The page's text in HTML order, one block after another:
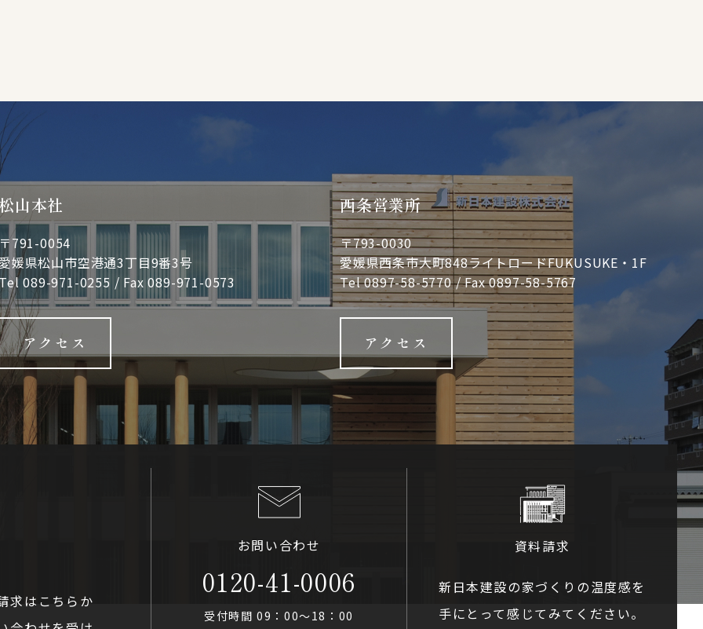
松山本社
〒791-0054
愛媛県松山市空港通3丁目9番3号
Tel089-971-0255 / Fax 089-971-0573
アクセス
西条営業所
〒793-0030
愛媛県西条市大町848ライトロードFUKUSUKE・1F
Tel0897-58-5770/ Fax 0897-58-5767
アクセス
求はこちらか
お問い合わせ
0120-41-0006
受付時間 09：00〜18：00
資料請求
新日本建設の家づくりの温度感を
手にとって感じてみてください。